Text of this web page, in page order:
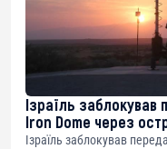
Ізраїль заблокував
Iron Dome через
Ізраїль заблокував